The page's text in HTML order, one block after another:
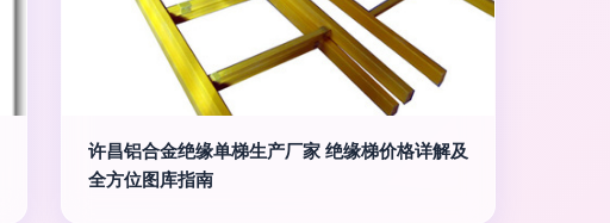
许昌铝合金绝缘单梯生产厂家 绝缘梯价格详解及
全方位图库指南